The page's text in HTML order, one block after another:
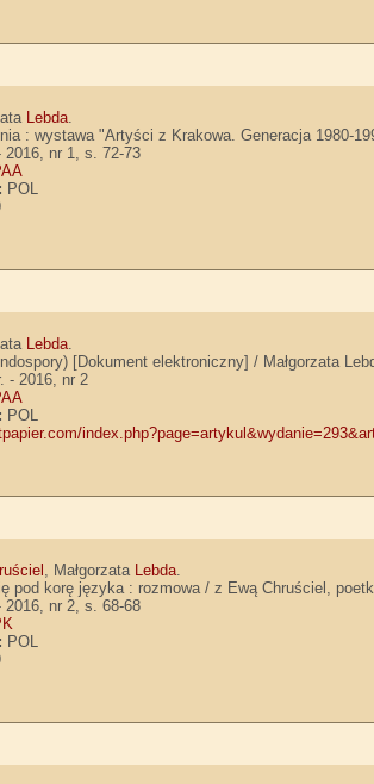
Lebda.
: wystawa "Artyści z Krakowa. Generacja 1980-
2016, nr 1, s. 72-73
POL
Lebda.
[Dokument elektroniczny] / Małgorzata
- 2016, nr 2
POL
, Małgorzata Lebda.
pod korę języka : rozmowa / z Ewą Chruściel,
2016, nr 2, s. 68-68
POL